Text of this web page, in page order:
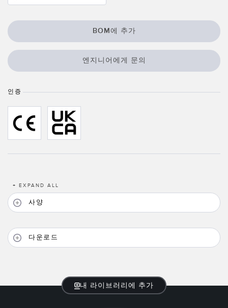
액세서리
센서 GUI 소프트웨어
BOM에 추가
엔지니어에게 문의
인증
+ EXPAND ALL
사양
다운로드
내 라이브러리에 추가